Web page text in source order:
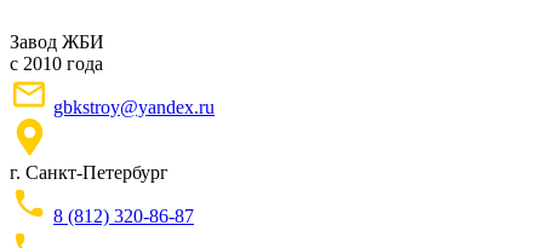
Завод ЖБИ
с 2010 года
gbkstroy@yandex.ru
г. Санкт-Петербург
8 (812) 320-86-87